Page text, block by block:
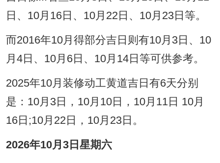
日、10月16日、10月22日、10月23日等。
而2016年10月得部分吉日则有10月3日、10
月4日、10月6日、10月14日等可供参考。
2025年10月装修动工黄道吉日有6天分别
是：10月3日，10月10日，10月11日 10月
16日;10月22日，10月23日。
2026年10月3日星期六